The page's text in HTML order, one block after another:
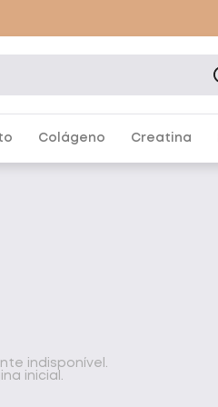
Colágeno Creatina
indisponível.
inicial.